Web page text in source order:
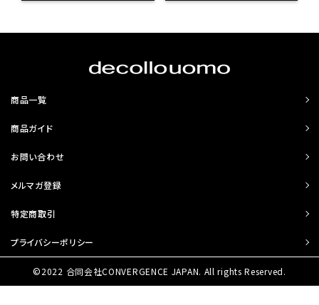
商品一覧
商品ガイド
お問い合わせ
メルマガ登録
特定商取引
プライバシーポリシー
©2022 合同会社CONVERGENCE JAPAN. All rights Reserved.